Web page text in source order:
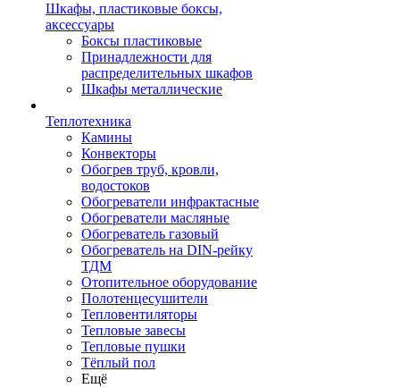
Шкафы, пластиковые боксы,
аксессуары
Боксы пластиковые
Принадлежности для
распределительных шкафов
Шкафы металлические
Теплотехника
Камины
Конвекторы
Обогрев труб, кровли,
водостоков
Обогреватели инфрактасные
Обогреватели масляные
Обогреватель газовый
Обогреватель на DIN-рейку
ТДМ
Отопительное оборудование
Полотенцесушители
Тепловентиляторы
Тепловые завесы
Тепловые пушки
Тёплый пол
Ещё